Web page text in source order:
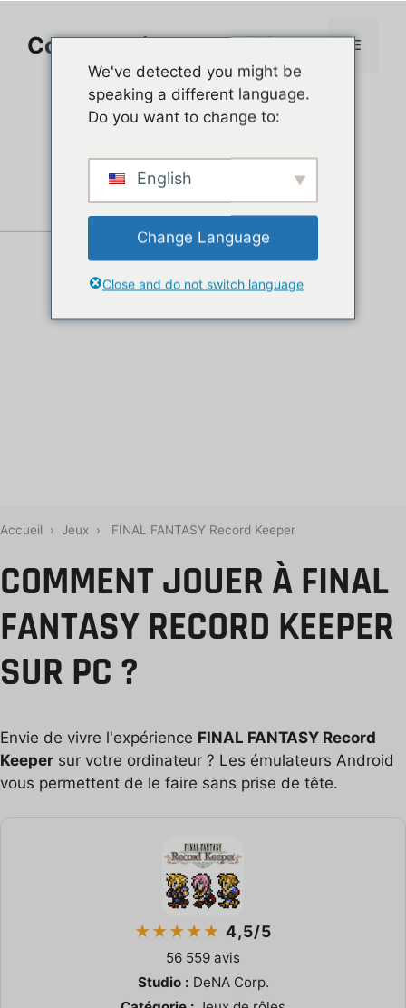
contenuComment jouer sur PC Menu
Accueil › Jeux › FINAL FANTASY Record Keeper
COMMENT JOUER À FINAL
FANTASY RECORD KEEPER
SUR PC ?
Envie de vivre l'expérience FINAL FANTASY Record
Keeper sur votre ordinateur ? Les émulateurs Android
vous permettent de le faire sans prise de tête.
★★★★★ 4,5/5
56 559 avis
Studio : DeNA Corp.
We've detected you might be
speaking a different language.
Do you want to change to:
English
Change Language
Close and do not switch language